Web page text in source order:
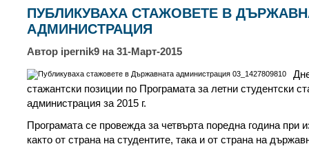
ПУБЛИКУВАХА СТАЖОВЕТЕ В
АДМИНИСТРАЦИЯ
Автор ipernik9 на 31-Март-2015
стажантски позиции по Програмата за летни студентски
администрация за 2015 г.
Програмата се провежда за четвърта поредна година при
както от страна на студентите, така и от страна на